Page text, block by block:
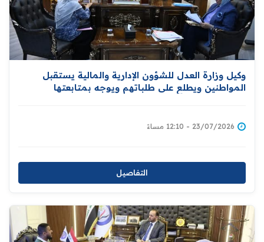
وكيل وزارة العدل للشؤون الإدارية والمالية يستقبل
المواطنين ويطلع على طلباتهم ويوجه بمتابعتها
23/07/2026 - 12:10 مساءً
التفاصيل